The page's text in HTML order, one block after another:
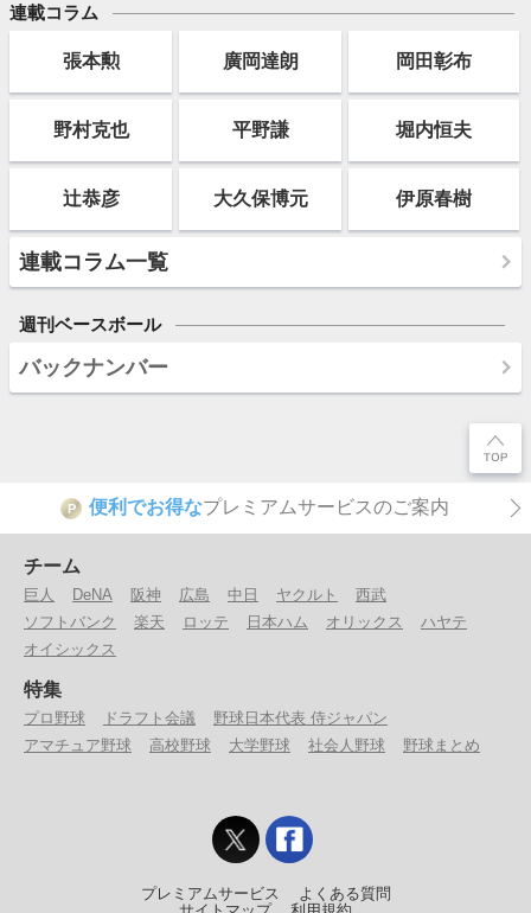
連載コラム
張本勲 廣岡達朗 岡田彰布
野村克也 平野謙 堀内恒夫
辻恭彦 大久保博元 伊原春樹
連載コラム一覧
週刊ベースボール
バックナンバー
P 便利でお得なプレミアムサービスのご案内
チーム
巨人 DeNA 阪神 広島 中日 ヤクルト
西武
ソフトバンク
楽天 ロッテ 日本ハム オリックス
ハヤテ
オイシックス
特集
プロ野球 ドラフト会議
野球日本代表 侍ジャパン
アマチュア野球
高校野球 大学野球 社会人野球 野球まとめ
プレミアムサービス
よくある質問